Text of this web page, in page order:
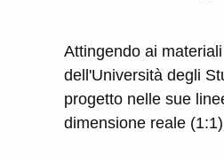
Attingendo ai
dell'Università degli
progetto nelle sue
dimensione reale